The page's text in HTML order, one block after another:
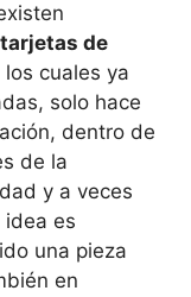
tarjetas de
los cuales ya
solo hace
dentro de
de la
y a veces
idea es
una pieza
en